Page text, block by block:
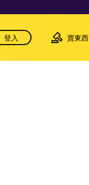
登入 賣東西